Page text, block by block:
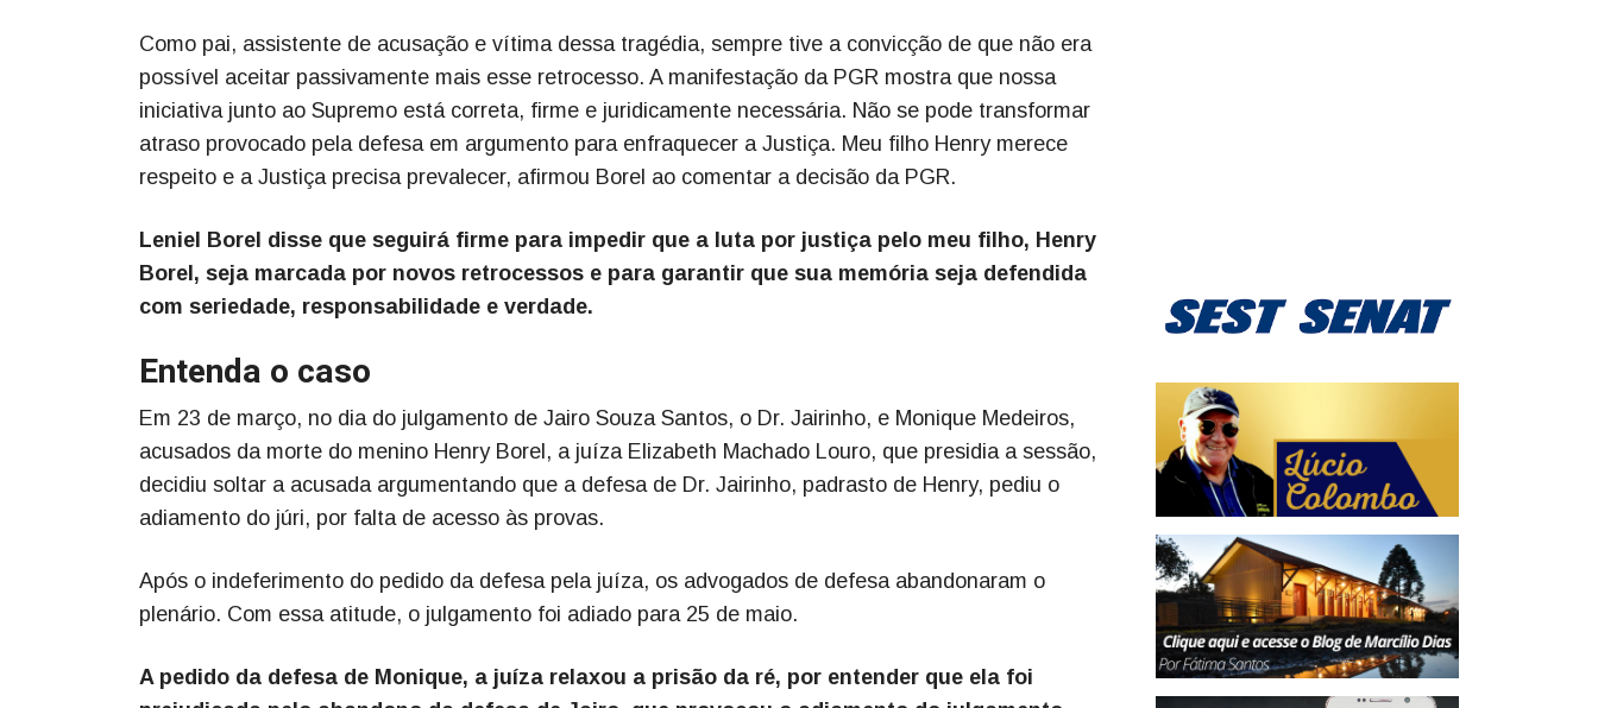
Como pai, assistente de acusação e vítima dessa tragédia, sempre tive a convicção de que não era
possível aceitar passivamente mais esse retrocesso. A manifestação da PGR mostra que nossa
iniciativa junto ao Supremo está correta, firme e juridicamente necessária. Não se pode transformar
atraso provocado pela defesa em argumento para enfraquecer a Justiça. Meu filho Henry merece
respeito e a Justiça precisa prevalecer, afirmou Borel ao comentar a decisão da PGR.
Leniel Borel disse que seguirá firme para impedir que a luta por justiça pelo meu filho, Henry
Borel, seja marcada por novos retrocessos e para garantir que sua memória seja defendida
com seriedade, responsabilidade e verdade.
Entenda o caso
Em 23 de março, no dia do julgamento de Jairo Souza Santos, o Dr. Jairinho, e Monique Medeiros,
acusados da morte do menino Henry Borel, a juíza Elizabeth Machado Louro, que presidia a sessão,
decidiu soltar a acusada argumentando que a defesa de Dr. Jairinho, padrasto de Henry, pediu o
adiamento do júri, por falta de acesso às provas.
Após o indeferimento do pedido da defesa pela juíza, os advogados de defesa abandonaram o
plenário. Com essa atitude, o julgamento foi adiado para 25 de maio.
A pedido da defesa de Monique, a juíza relaxou a prisão da ré, por entender que ela foi